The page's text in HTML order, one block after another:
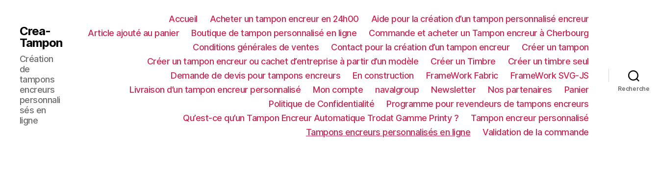
Crea-
Tampon
Création
de
tampons
encreurs
personnali
sés en
ligne
Accueil Acheter un tampon encreur en 24h00
Aide pour la création d’un tampon personnalisé encreur
Article ajouté au panier
Boutique de tampon personnalisé en ligne
Commande et acheter un Tampon encreur à Cherbourg
Conditions générales de ventes
Contact pour la création d’un tampon encreur
Créer un tampon
Créer un tampon encreur ou cachet d’entreprise à partir d’un modèle
Créer un Timbre
Créer un timbre seul
Demande de devis pour tampons encreurs
En construction FrameWork Fabric
FrameWork SVG-JS
Livraison d’un tampon encreur personnalisé
Mon compte navalgroup Newsletter Nos partenaires
Panier
Politique de Confidentialité
Programme pour revendeurs de tampons encreurs
Qu’est-ce qu’un Tampon Encreur Automatique Trodat Gamme Printy ?
Tampon encreur personnalisé
Tampons encreurs personnalisés en ligne
Validation de la commande
Recherche